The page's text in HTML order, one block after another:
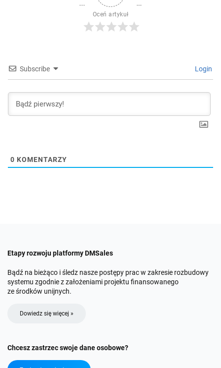
Oceń artykuł
Subscribe Login
0 KOMENTARZY
Etapy rozwoju platformy DMSales
Bądź na bieżąco i śledz nasze postępy prac w zakresie rozbudowy
systemu zgodnie z założeniami projektu finansowanego
ze środków unijnych.
Dowiedz się więcej »
Chcesz zastrzec swoje dane osobowe?